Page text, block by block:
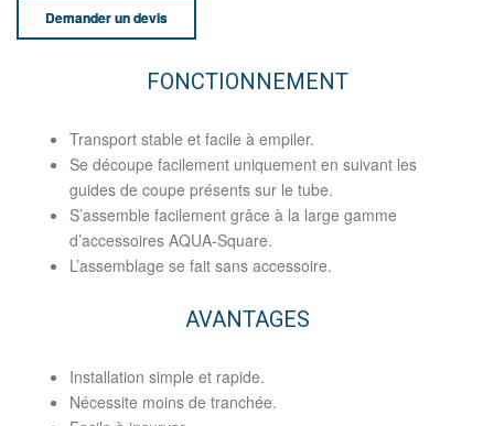
Demander un devis
FONCTIONNEMENT
Transport stable et facile à empiler.
Se découpe facilement uniquement en suivant les
guides de coupe présents sur le tube.
S’assemble facilement grâce à la large gamme
d’accessoires AQUA-Square.
L’assemblage se fait sans accessoire.
AVANTAGES
Installation simple et rapide.
Nécessite moins de tranchée.